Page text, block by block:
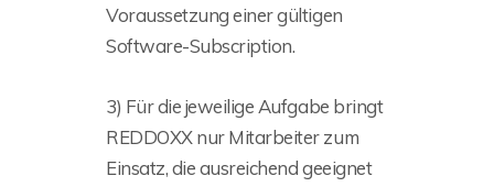
Voraussetzung einer gültigen
Software-Subscription.
3) Für die jeweilige Aufgabe bringt
REDDOXX nur Mitarbeiter zum
Einsatz, die ausreichend geeignet